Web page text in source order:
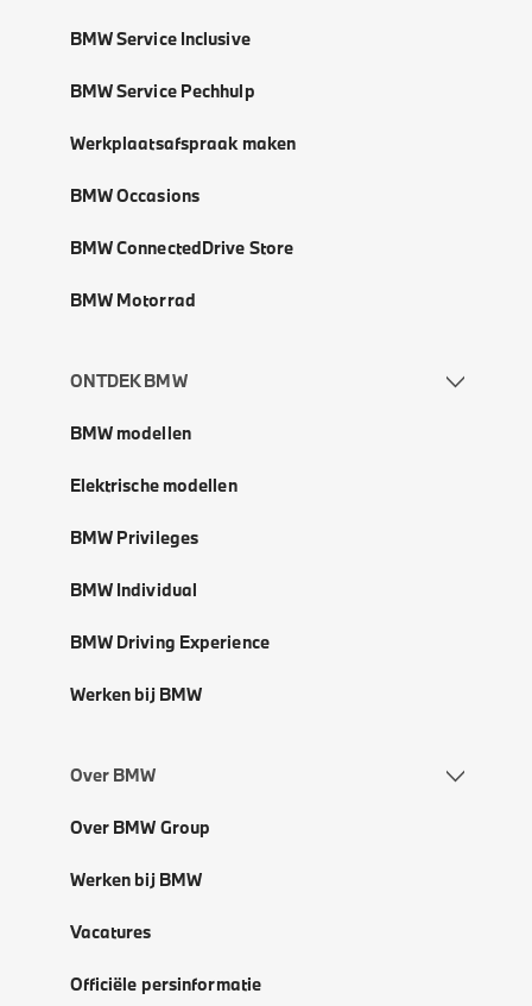
BMW Service Inclusive
BMW Service Pechhulp
Werkplaatsafspraak maken
BMW Occasions
BMW ConnectedDrive Store
BMW Motorrad
ONTDEK BMW
BMW modellen
Elektrische modellen
BMW Privileges
BMW Individual
BMW Driving Experience
Werken bij BMW
Over BMW
Over BMW Group
Werken bij BMW
Vacatures
Officiële persinformatie